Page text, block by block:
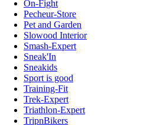
On-Fight
Pecheur-Store
Pet and Garden
Slowood Interior
Smash-Expert
Sneak'In
Sneakids
Sport is good
Training-Fit
Trek-Expert
Triathlon-Expert
TripnBikers